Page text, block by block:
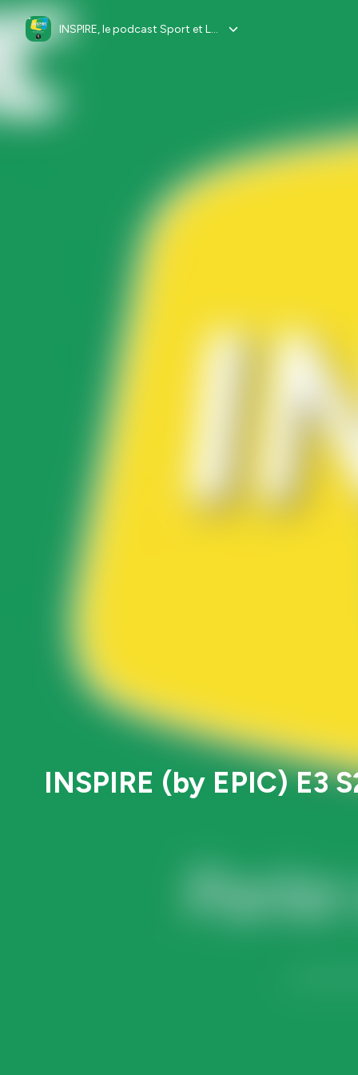
INSPIRE, le podcast Sport et Lifestyle by EPIC
INSPIRE (by EPIC) E3